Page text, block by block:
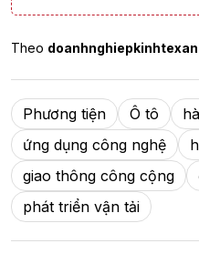
Theo
Phương tiện Ô tô
ứng dụng công nghệ
giao thông công cộng
phát triển vận tải